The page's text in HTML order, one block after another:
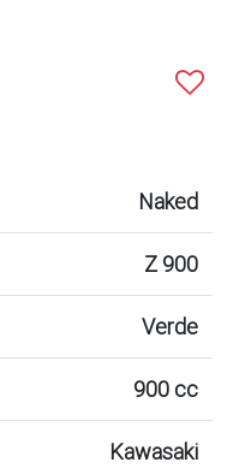
Naked
Z 900
Verde
900 cc
Kawasaki